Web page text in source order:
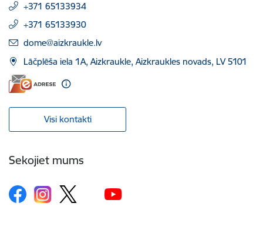
+371 65133934
+371 65133930
E-pasts:
dome@aizkraukle.lv
Lāčplēša iela 1A, Aizkraukle, Aizkraukles novads, LV 5101
Visi kontakti
Sekojiet mums